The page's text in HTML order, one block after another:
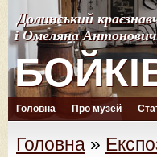
Долинський
і Омеляна
Долинський
і Омеляна
Головна Про музей
Головна »